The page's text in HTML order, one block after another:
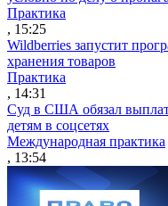
Практика
, 15:25
Wildberries запустит
хранения товаров
Практика
, 14:31
Суд в США обязал
детям в соцсетях
Международная практика
, 13:54